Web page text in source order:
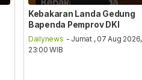
Kebakaran Landa Gedung
Bapenda Pemprov DKI
Dailynews - Jumat , 07 Aug 2026,
23:00 WIB